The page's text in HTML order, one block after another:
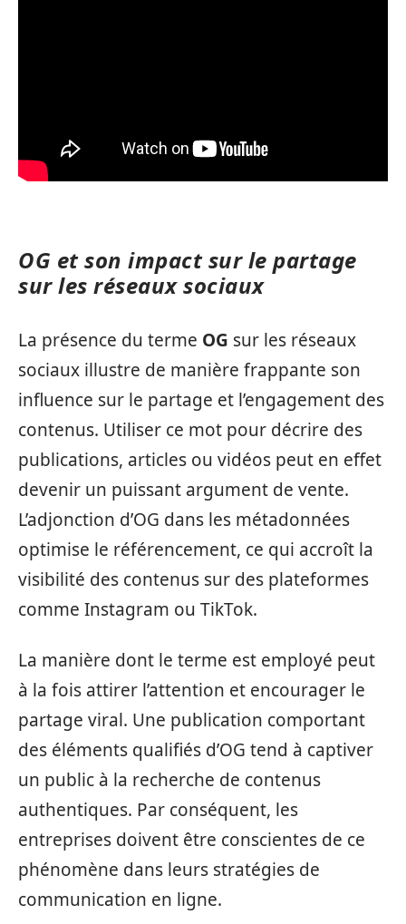
OG et son impact sur le partage
sur les réseaux sociaux
La présence du terme OG sur les réseaux
sociaux illustre de manière frappante son
influence sur le partage et l’engagement des
contenus. Utiliser ce mot pour décrire des
publications, articles ou vidéos peut en effet
devenir un puissant argument de vente.
L’adjonction d’OG dans les métadonnées
optimise le référencement, ce qui accroît la
visibilité des contenus sur des plateformes
comme Instagram ou TikTok.
La manière dont le terme est employé peut
à la fois attirer l’attention et encourager le
partage viral. Une publication comportant
des éléments qualifiés d’OG tend à captiver
un public à la recherche de contenus
authentiques. Par conséquent, les
entreprises doivent être conscientes de ce
phénomène dans leurs stratégies de
communication en ligne.